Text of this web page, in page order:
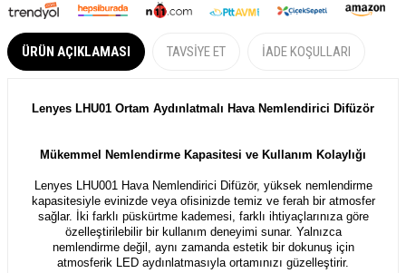
ÜRÜN AÇIKLAMASI TAVSIYE ET İADE KOŞULLARI
Lenyes LHU01 Ortam Aydınlatmalı Hava Nemlendirici Difüzör
Mükemmel Nemlendirme Kapasitesi ve Kullanım Kolaylığı
Lenyes LHU001 Hava Nemlendirici Difüzör, yüksek nemlendirme
kapasitesiyle evinizde veya ofisinizde temiz ve ferah bir atmosfer
sağlar. İki farklı püskürtme kademesi, farklı ihtiyaçlarınıza göre
özelleştirilebilir bir kullanım deneyimi sunar. Yalnızca
nemlendirme değil, aynı zamanda estetik bir dokunuş için
atmosferik LED aydınlatmasıyla ortamınızı güzelleştirir.